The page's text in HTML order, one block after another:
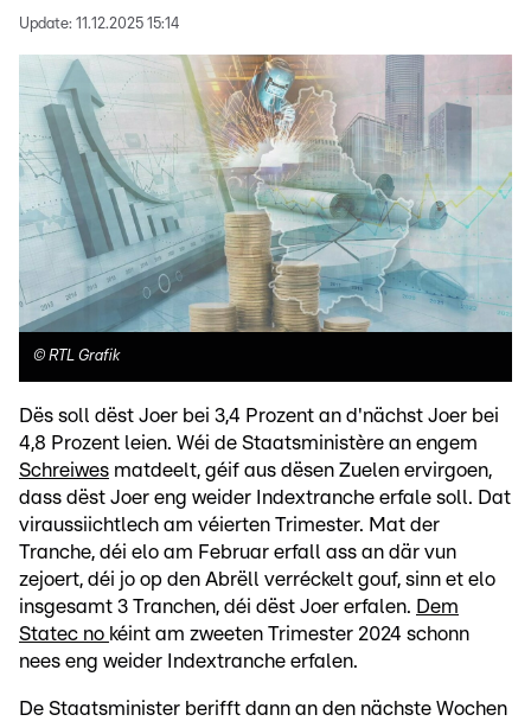
Update: 11.12.2025 15:14
© RTL Grafik
Dës soll dëst Joer bei 3,4 Prozent an d'nächst Joer bei
4,8 Prozent leien. Wéi de Staatsministère an engem
Schreiwes matdeelt, géif aus dësen Zuelen ervirgoen,
dass dëst Joer eng weider Indextranche erfale soll. Dat
viraussiichtlech am véierten Trimester. Mat der
Tranche, déi elo am Februar erfall ass an där vun
zejoert, déi jo op den Abrëll verréckelt gouf, sinn et elo
insgesamt 3 Tranchen, déi dëst Joer erfalen. Dem
Statec no kéint am zweeten Trimester 2024 schonn
nees eng weider Indextranche erfalen.
De Staatsminister berifft dann an den nächste Wochen